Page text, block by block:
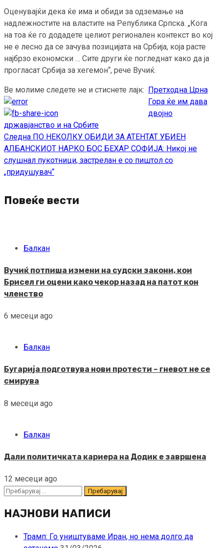
Оценувајќи дека ќе има и обиди за одземање на
надлежностите на властите на Република Српска. „Кога
на тоа ќе го додадете целиот регионален контекст во кој
не е лесно да се зачува позицијата на Србија, која расте
најбрзо економски … Сите други ќе погледнат како да ја
прогласат Србија за хегемон“, рече Вучиќ.
Ве молиме следете не и стиснете лајк:
Continue
Reading
Претходна Црна
Гора ќе им дава
двојно
државјанство и на Србите
Следна ПО НЕКОЛКУ ОБИДИ ЗА АТЕНТАТ УБИЕН
АЛБАНСКИОТ НАРКО БОС БЕХАР СОФИЈА: Никој не
слушнал пукотници, застрелан е со пиштол со
„придушувач“
Повеќе вести
Балкан
Вучиќ потпиша измени на судски закони, кои
Брисел ги оцени како чекор назад на патот кон
членство
6 месеци ago
Балкан
Бугарија подготвува нови протести – гневот не се
смирува
8 месеци ago
Балкан
Дали политичката кариера на Додик е завршена
12 месеци ago
Пребарувај
НАЈНОВИ НАПИСИ
Трамп: Го уништуваме Иран, но нема долго да